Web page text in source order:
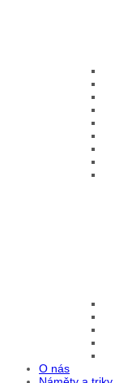
O nás